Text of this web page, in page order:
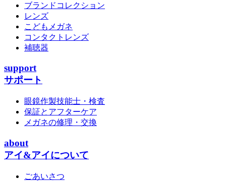
ブランドコレクション
レンズ
こどもメガネ
コンタクトレンズ
補聴器
support
サポート
眼鏡作製技能士・検査
保証とアフターケア
メガネの修理・交換
about
アイ&アイについて
ごあいさつ